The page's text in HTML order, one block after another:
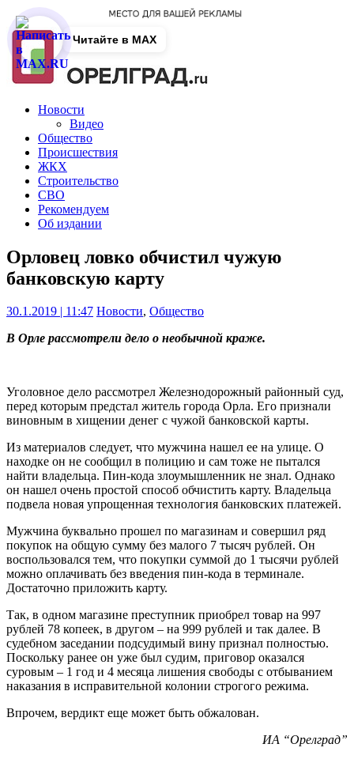
Новости
Видео
Общество
Происшествия
ЖКХ
Строительство
СВО
Рекомендуем
Об издании
Орловец ловко обчистил чужую
банковскую карту
30.1.2019 | 11:47 Новости, Общество
В Орле рассмотрели дело о необычной краже.
Уголовное дело рассмотрел Железнодорожный районный суд,
перед которым предстал житель города Орла. Его признали
виновным в хищении денег с чужой банковской карты.
Из материалов следует, что мужчина нашел ее на улице. О
находке он не сообщил в полицию и сам тоже не пытался
найти владельца. Пин-кода злоумышленник не знал. Однако
он нашел очень простой способ обчистить карту. Владельца
подвела новая упрощенная технология банковских платежей.
Мужчина буквально прошел по магазинам и совершил ряд
покупок на общую сумму без малого 7 тысяч рублей. Он
воспользовался тем, что покупки суммой до 1 тысячи рублей
можно оплачивать без введения пин-кода в терминале.
Достаточно приложить карту.
Так, в одном магазине преступник приобрел товар на 997
рублей 78 копеек, в другом – на 999 рублей и так далее. В
судебном заседании подсудимый вину признал полностью.
Поскольку ранее он уже был судим, приговор оказался
суровым – 1 год и 4 месяца лишения свободы с отбыванием
наказания в исправительной колонии строгого режима.
Впрочем, вердикт еще может быть обжалован.
ИА “Орелград”
Читайте в MAX